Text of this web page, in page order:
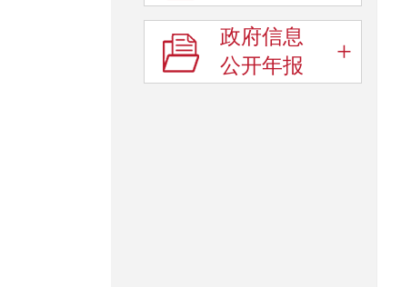
政府信息
公开年报
+